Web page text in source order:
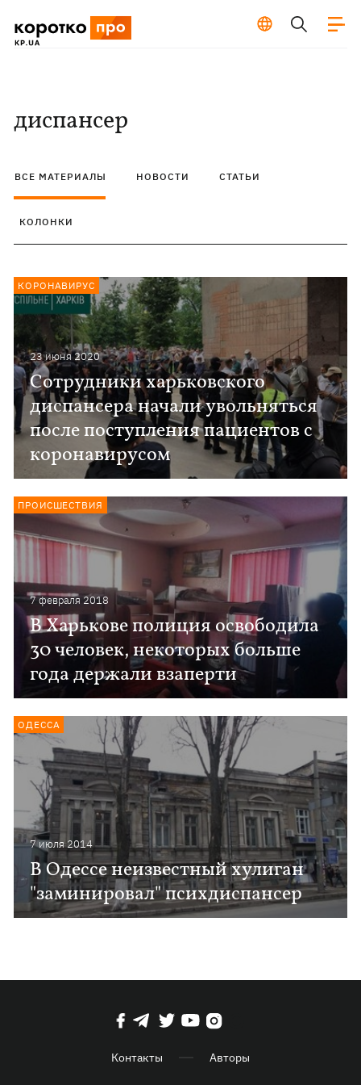
диспансер
ВСЕ МАТЕРИАЛЫ НОВОСТИ СТАТЬИ
КОЛОНКИ
23 июня 2020
Сотрудники харьковского
диспансера начали увольняться
после поступления пациентов с
коронавирусом
КОРОНАВИРУС
7 февраля 2018
В Харькове полиция освободила
30 человек, некоторых больше
года держали взаперти
ПРОИСШЕСТВИЯ
7 июля 2014
В Одессе неизвестный хулиган
"заминировал" психдиспансер
ОДЕССА
Контакты Авторы